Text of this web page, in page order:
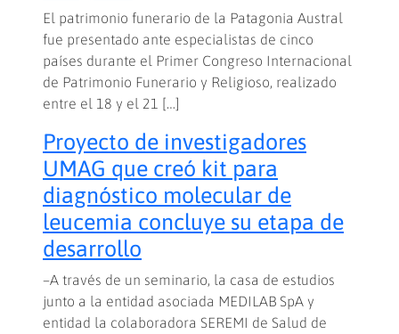
El patrimonio funerario de la Patagonia Austral
fue presentado ante especialistas de cinco
países durante el Primer Congreso Internacional
de Patrimonio Funerario y Religioso, realizado
entre el 18 y el 21 […]
Proyecto de investigadores
UMAG que creó kit para
diagnóstico molecular de
leucemia concluye su etapa de
desarrollo
–A través de un seminario, la casa de estudios
junto a la entidad asociada MEDILAB SpA y
entidad la colaboradora SEREMI de Salud de